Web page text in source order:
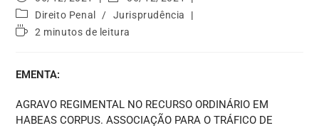
Direito Penal
/
Jurisprudência
2 minutos de leitura
EMENTA:
AGRAVO REGIMENTAL NO RECURSO ORDINÁRIO EM
HABEAS CORPUS. ASSOCIAÇÃO PARA O TRÁFICO DE